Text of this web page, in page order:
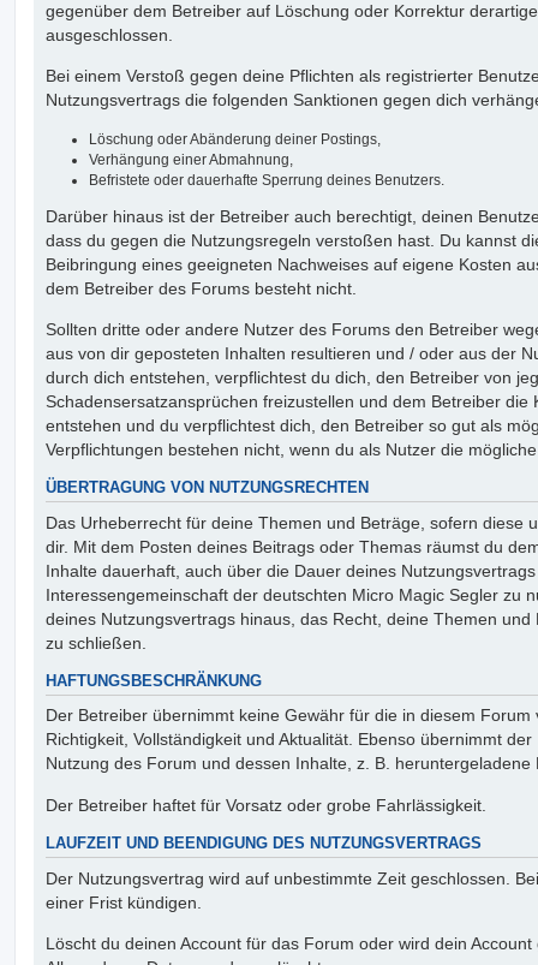
gegenüber dem Betreiber auf Löschung oder Korrektur
ausgeschlossen.
Bei einem Verstoß gegen deine Pflichten als registrierter
Nutzungsvertrags die folgenden Sanktionen gegen dich
Löschung oder Abänderung deiner Postings,
Verhängung einer Abmahnung,
Befristete oder dauerhafte Sperrung deines Benutzers.
Darüber hinaus ist der Betreiber auch berechtigt, deinen
dass du gegen die Nutzungsregeln verstoßen hast. Du kannst
Beibringung eines geeigneten Nachweises auf eigene Kosten
dem Betreiber des Forums besteht nicht.
Sollten dritte oder andere Nutzer des Forums den Betreiber
aus von dir geposteten Inhalten resultieren und / oder aus der
durch dich entstehen, verpflichtest du dich, den Betreiber von
Schadensersatzansprüchen freizustellen und dem Betreiber
entstehen und du verpflichtest dich, den Betreiber so gut als
Verpflichtungen bestehen nicht, wenn du als Nutzer die
ÜBERTRAGUNG VON NUTZUNGSRECHTEN
Das Urheberrecht für deine Themen und Beträge, sofern diese
dir. Mit dem Posten deines Beitrags oder Themas räumst du
Inhalte dauerhaft, auch über die Dauer deines
Interessengemeinschaft der deutschten Micro Magic Segler zu
deines Nutzungsvertrags hinaus, das Recht, deine Themen
zu schließen.
HAFTUNGSBESCHRÄNKUNG
Der Betreiber übernimmt keine Gewähr für die in diesem
Richtigkeit, Vollständigkeit und Aktualität. Ebenso übernimmt
Nutzung des Forum und dessen Inhalte, z. B.
Der Betreiber haftet für Vorsatz oder grobe Fahrlässigkeit.
LAUFZEIT UND BEENDIGUNG DES NUTZUNGSVERTRAGS
Der Nutzungsvertrag wird auf unbestimmte Zeit geschlossen.
einer Frist kündigen.
Löscht du deinen Account für das Forum oder wird dein